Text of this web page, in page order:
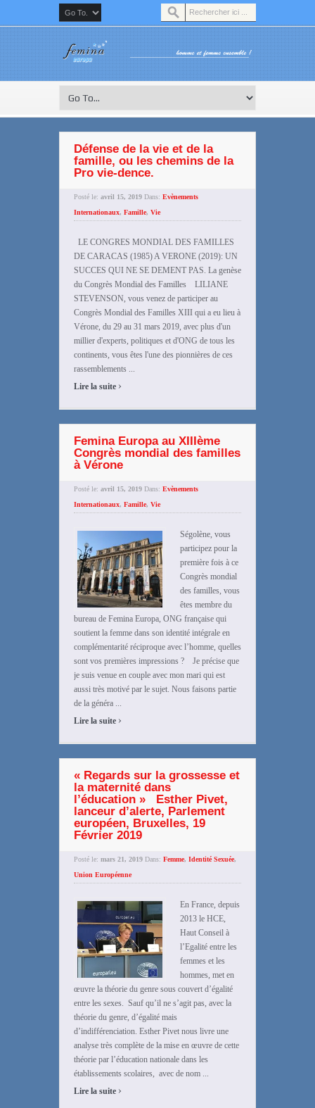
Défense de la vie et de la
famille, ou les chemins de la
Pro vie-dence.
Posté le: avril 15, 2019 Dans: Evènements
Internationaux, Famille, Vie
LE CONGRES MONDIAL DES FAMILLES
DE CARACAS (1985) A VERONE (2019): UN
SUCCES QUI NE SE DEMENT PAS. La genèse
du Congrès Mondial des Familles LILIANE
STEVENSON, vous venez de participer au
Congrès Mondial des Familles XIII qui a eu lieu à
Vérone, du 29 au 31 mars 2019, avec plus d'un
millier d'experts, politiques et d'ONG de tous les
continents, vous êtes l'une des pionnières de ces
rassemblements ...
Lire la suite ›
Femina Europa au XIIIème
Congrès mondial des familles
à Vérone
Posté le: avril 15, 2019 Dans: Evènements
Internationaux, Famille, Vie
Ségolène, vous
participez pour la
première fois à ce
Congrès mondial
des familles, vous
êtes membre du
bureau de Femina Europa, ONG française qui
soutient la femme dans son identité intégrale en
complémentarité réciproque avec l’homme, quelles
sont vos premières impressions ? Je précise que
je suis venue en couple avec mon mari qui est
aussi très motivé par le sujet. Nous faisons partie
de la généra ...
Lire la suite ›
« Regards sur la grossesse et
la maternité dans
l’éducation » Esther Pivet,
lanceur d’alerte, Parlement
européen, Bruxelles, 19
Février 2019
Posté le: mars 21, 2019 Dans: Femme, Identité Sexuée,
Union Européenne
En France, depuis
2013 le HCE,
Haut Conseil à
l’Egalité entre les
femmes et les
hommes, met en
œuvre la théorie du genre sous couvert d’égalité
entre les sexes. Sauf qu’il ne s’agit pas, avec la
théorie du genre, d’égalité mais
d’indifférenciation. Esther Pivet nous livre une
analyse très complète de la mise en œuvre de cette
théorie par l’éducation nationale dans les
établissements scolaires, avec de nom ...
Lire la suite ›